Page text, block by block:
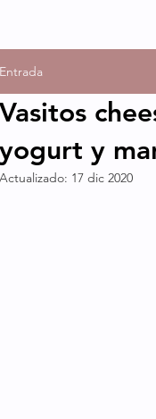
Entrada
Vasitos
yogurt y
Actualizado: 17 dic 2020